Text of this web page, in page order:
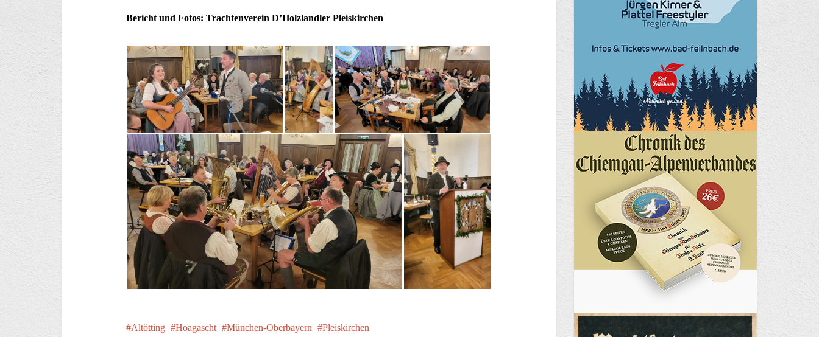
Bericht und Fotos: Trachtenverein D’Holzlandler Pleiskirchen
Altötting Hoagascht München-Oberbayern Pleiskirchen